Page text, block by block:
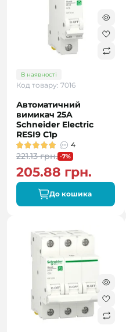
В наявності
Код товару: 7016
Автоматичний
вимикач 25A
Schneider Electric
RESI9 C1р
4
221.13 грн. -7%
205.88 грн.
До кошика